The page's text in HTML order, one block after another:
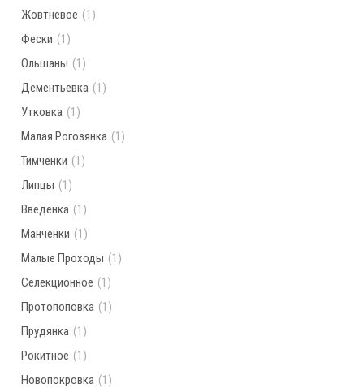
Жовтневое (1)
Фески (1)
Ольшаны (1)
Дементьевка (1)
Утковка (1)
Малая Рогозянка (1)
Тимченки (1)
Липцы (1)
Введенка (1)
Манченки (1)
Малые Проходы (1)
Селекционное (1)
Протопоповка (1)
Прудянка (1)
Рокитное (1)
Новопокровка (1)